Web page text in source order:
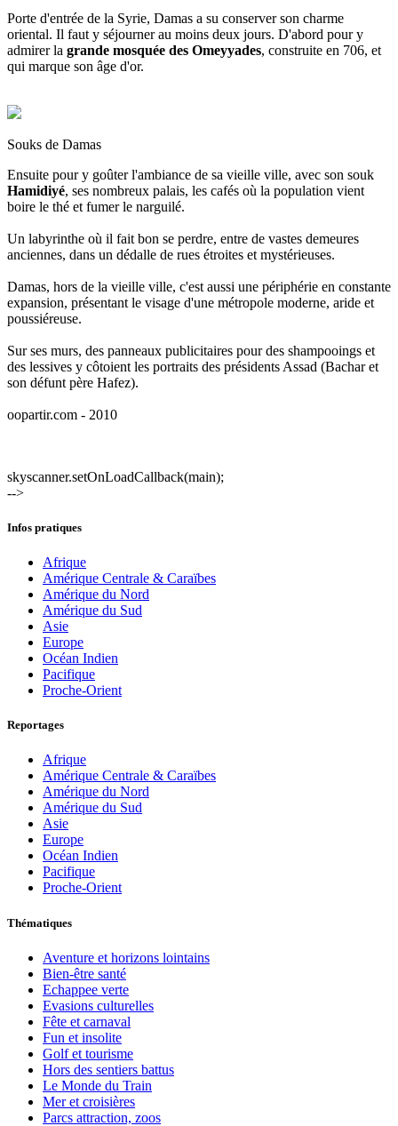
Porte d'entrée de la Syrie, Damas a su conserver son charme
oriental. Il faut y séjourner au moins deux jours. D'abord pour y
admirer la grande mosquée des Omeyyades, construite en 706, et
qui marque son âge d'or.
Souks de Damas
Ensuite pour y goûter l'ambiance de sa vieille ville, avec son souk
Hamidiyé, ses nombreux palais, les cafés où la population vient
boire le thé et fumer le narguilé.
Un labyrinthe où il fait bon se perdre, entre de vastes demeures
anciennes, dans un dédalle de rues étroites et mystérieuses.
Damas, hors de la vieille ville, c'est aussi une périphérie en constante
expansion, présentant le visage d'une métropole moderne, aride et
poussiéreuse.
Sur ses murs, des panneaux publicitaires pour des shampooings et
des lessives y côtoient les portraits des présidents Assad (Bachar et
son défunt père Hafez).
oopartir.com - 2010
skyscanner.setOnLoadCallback(main);
-->
Infos pratiques
Afrique
Amérique Centrale & Caraïbes
Amérique du Nord
Amérique du Sud
Asie
Europe
Océan Indien
Pacifique
Proche-Orient
Reportages
Afrique
Amérique Centrale & Caraïbes
Amérique du Nord
Amérique du Sud
Asie
Europe
Océan Indien
Pacifique
Proche-Orient
Thématiques
Aventure et horizons lointains
Bien-être santé
Echappee verte
Evasions culturelles
Fête et carnaval
Fun et insolite
Golf et tourisme
Hors des sentiers battus
Le Monde du Train
Mer et croisières
Parcs attraction, zoos